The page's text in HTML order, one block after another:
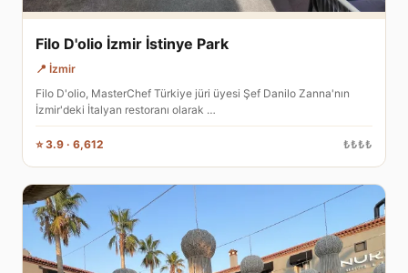
Filo D'olio İzmir İstinye Park
📍 İzmir
Filo D'olio, MasterChef Türkiye jüri üyesi Şef Danilo Zanna'nın
İzmir'deki İtalyan restoranı olarak …
⭐ 3.9 · 6,612 ₺₺₺₺